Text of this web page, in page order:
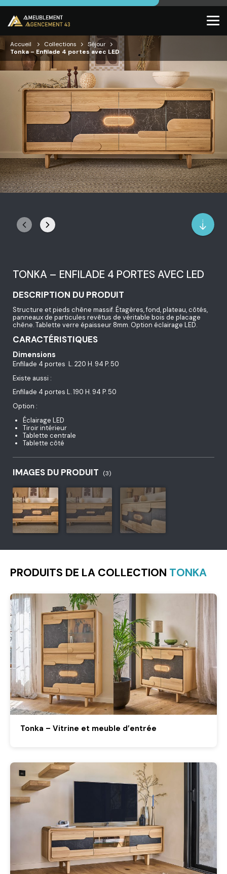
Accueil Collections
Séjour
Tonka – Enfilade 4 portes avec LED
TONKA – ENFILADE 4 PORTES AVEC LED
DESCRIPTION DU PRODUIT
Structure et pieds chêne massif. Étagères, fond, plateau, côtés,
panneaux de particules revêtus de véritable bois de placage
chêne. Tablette verre épaisseur 8mm. Option éclairage LED.
CARACTÉRISTIQUES
Dimensions
Enfilade 4 portes L. 220 H. 94 P. 50
Existe aussi :
Enfilade 4 portes L. 190 H. 94 P. 50
Option :
Éclairage LED
Tiroir intérieur
Tablette centrale
Tablette côté
IMAGES DU PRODUIT (3)
PRODUITS DE LA COLLECTION TONKA
Tonka – Vitrine et meuble d’entrée